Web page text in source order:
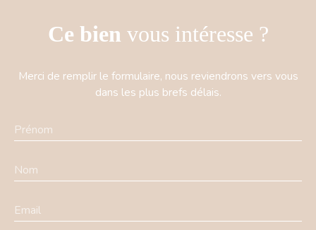
Ce bien vous intéresse ?
Merci de remplir le formulaire, nous reviendrons vers vous
dans les plus brefs délais.
Prénom
Nom
Email